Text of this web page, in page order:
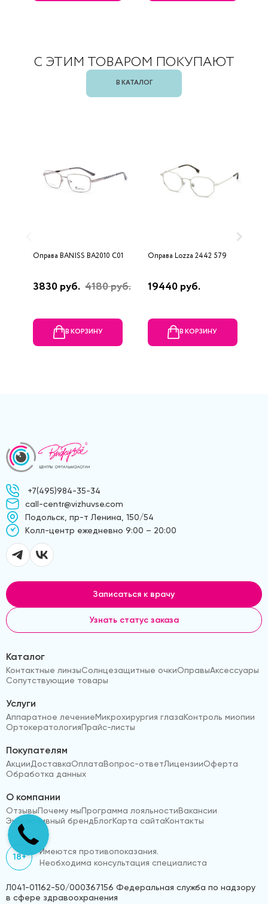
С ЭТИМ ТОВАРОМ ПОКУПАЮТ
В КАТАЛОГ
Оправа BANISS BA2010 C01
3830 руб. 4180 руб.
В КОРЗИНУ
Оправа Lozza 2442 579
19440 руб.
В КОРЗИНУ
+7(495)984-35-34
call-centr@vizhuvse.com
Подольск, пр-т Ленина, 150/54
Kолл-центр ежедневно 9:00 – 20:00
Записаться к врачу
Узнать статус заказа
Каталог
Контактные линзыСолнцезащитные очкиОправыАксессуары
Сопутствующие товары
Услуги
Аппаратное лечениеМикрохирургия глазаКонтроль миопии
ОртокератологияПрайс-листы
Покупателям
АкцииДоставкаОплатаВопрос-ответЛицензииОферта
Обработка данных
О компании
ОтзывыПочему мыПрограмма лояльностиВакансии
Эксклюзивный брендБлогКарта сайтаКонтакты
18+
Имеются противопоказания.
Необходима консультация специалиста
Л041-01162-50/000367156 Федеральная служба по надзору
в сфере здравоохранения